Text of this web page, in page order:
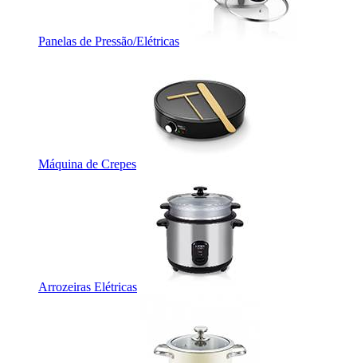
Panelas de Pressão/Elétricas
Máquina de Crepes
Arrozeiras Elétricas